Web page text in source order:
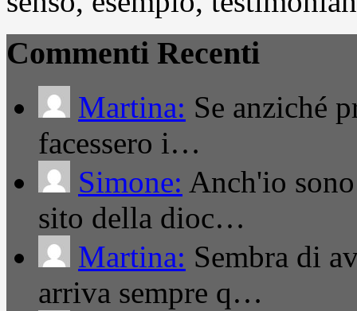
Commenti Recenti
Martina: Se anziché
facessero i…
Simone: Anch'io
sito della dioc…
Martina: Sembra di
arriva sempre q…